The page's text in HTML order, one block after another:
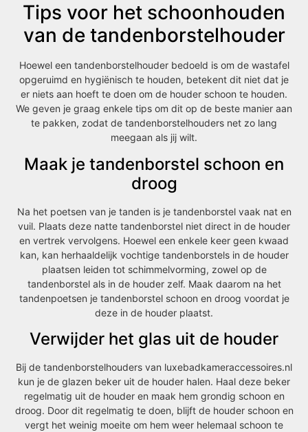
Tips voor het schoonhouden
van de tandenborstelhouder
Hoewel een tandenborstelhouder bedoeld is om de wastafel
opgeruimd en hygiënisch te houden, betekent dit niet dat je
er niets aan hoeft te doen om de houder schoon te houden.
We geven je graag enkele tips om dit op de beste manier aan
te pakken, zodat de tandenborstelhouders net zo lang
meegaan als jij wilt.
Maak je tandenborstel schoon en
droog
Na het poetsen van je tanden is je tandenborstel vaak nat en
vuil. Plaats deze natte tandenborstel niet direct in de houder
en vertrek vervolgens. Hoewel een enkele keer geen kwaad
kan, kan herhaaldelijk vochtige tandenborstels in de houder
plaatsen leiden tot schimmelvorming, zowel op de
tandenborstel als in de houder zelf. Maak daarom na het
tandenpoetsen je tandenborstel schoon en droog voordat je
deze in de houder plaatst.
Verwijder het glas uit de houder
Bij de tandenborstelhouders van luxebadkameraccessoires.nl
kun je de glazen beker uit de houder halen. Haal deze beker
regelmatig uit de houder en maak hem grondig schoon en
droog. Door dit regelmatig te doen, blijft de houder schoon en
vergt het weinig moeite om hem weer helemaal schoon te